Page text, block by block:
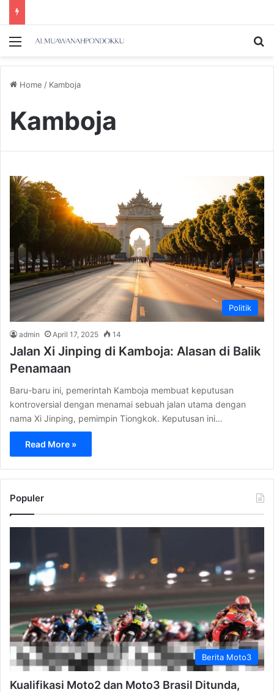
Menu
Home / Kamboja
Kamboja
Politik
admin April 17, 2025 14
Jalan Xi Jinping di Kamboja: Alasan di Balik
Penamaan
Baru-baru ini, pemerintah Kamboja membuat keputusan
kontroversial dengan menamai sebuah jalan utama dengan
nama Xi Jinping, pemimpin Tiongkok. Keputusan ini…
Read More »
Populer
Berita Moto3
Kualifikasi Moto2 dan Moto3 Brasil Ditunda,